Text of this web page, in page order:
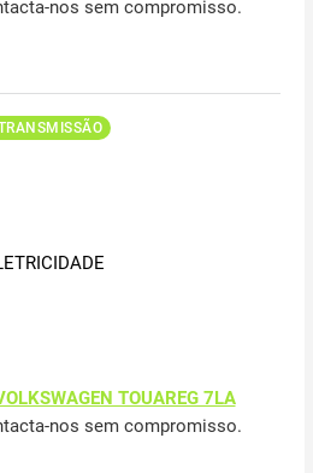
nos sem compromisso.
TOUAREG 7LA
nos sem compromisso.